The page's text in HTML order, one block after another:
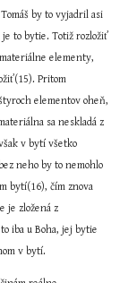
by to vyjadril asi
je to bytie. Totiž rozložiť
elementy,
Pritom
elementov oheň,
sa neskladá z
v bytí všetko
neho by to nemohlo
bytí(16), čím znova
je zložená z
iba u Boha, jej bytie
v bytí.